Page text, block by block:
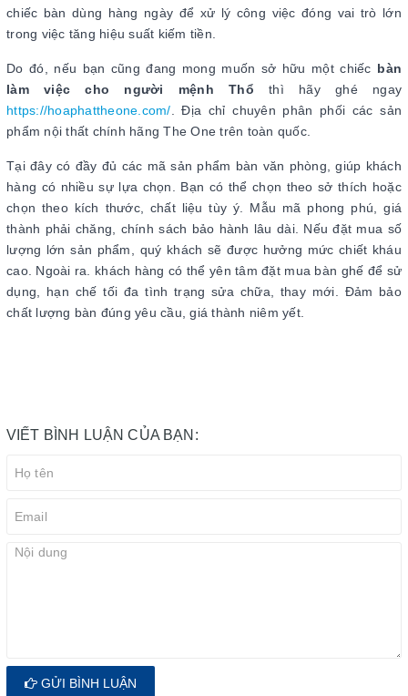
chiếc bàn dùng hàng ngày để xử lý công việc đóng vai trò lớn
trong việc tăng hiệu suất kiếm tiền.
Do đó, nếu bạn cũng đang mong muốn sở hữu một chiếc bàn
làm việc cho người mệnh Thổ thì hãy ghé ngay
https://hoaphattheone.com/ . Địa chỉ chuyên phân phối các sản
phẩm nội thất chính hãng The One trên toàn quốc.
Tại đây có đầy đủ các mã sản phẩm bàn văn phòng, giúp khách
hàng có nhiều sự lựa chọn. Bạn có thể chọn theo sở thích hoặc
chọn theo kích thước, chất liệu tùy ý. Mẫu mã phong phú, giá
thành phải chăng, chính sách bảo hành lâu dài. Nếu đặt mua số
lượng lớn sản phẩm, quý khách sẽ được hưởng mức chiết kháu
cao. Ngoài ra. khách hàng có thể yên tâm đặt mua bàn ghế để sử
dụng, hạn chế tối đa tình trạng sửa chữa, thay mới. Đảm bảo
chất lượng bàn đúng yêu cầu, giá thành niêm yết.
VIẾT BÌNH LUẬN CỦA BẠN:
GỬI BÌNH LUẬN